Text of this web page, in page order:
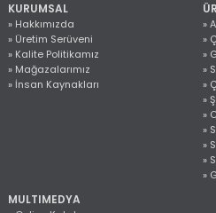
KURUMSAL
» Hakkımızda
» Üretim Serüveni
» Kalite Politikamız
» Mağazalarımız
» İnsan Kaynakları
»
»
»
»
»
»
»
»
»
»
»
MULTIMEDYA